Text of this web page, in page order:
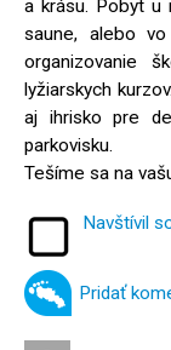
a krásu. Pobyt u
saune, alebo
organizovanie
lyžiarskych
aj ihrisko pre
parkovisku.
Tešíme sa na
Navštívil
Pridať